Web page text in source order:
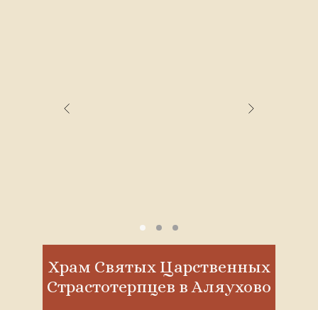
Храм Святых Царственных
Страстотерпцев в Аляухово